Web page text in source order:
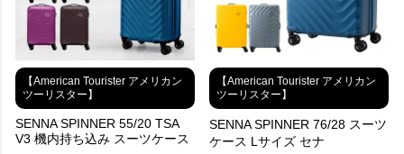
【American Tourister アメリカン
ツーリスター】
SENNA SPINNER 55/20 TSA
V3 機内持ち込み スーツケース
【American Tourister アメリカン
ツーリスター】
SENNA SPINNER 76/28 スーツ
ケース Lサイズ セナ